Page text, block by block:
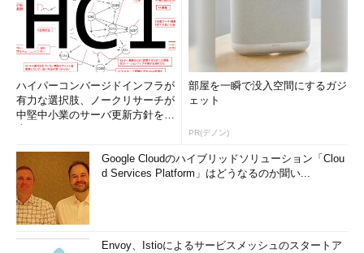
ハイパーコンバージドインフラが
有力な選択肢、ノークリサーチが
中堅中小業のサーバ更新方針を調
部屋を一瞬で没入空間にするガジ
ェット
PR(デノン)
Google Cloudのハイブリッドソリューション「Clou
d Services Platform」はどうなるのか聞い...
Envoy、Istioによるサービスメッシュのスタートア